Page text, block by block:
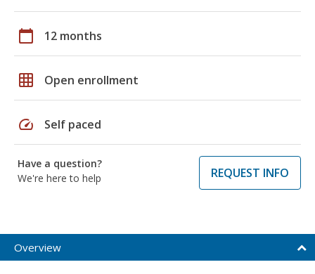
calendar_today 12 months
grid_on Open enrollment
speed Self paced
Have a question?
We're here to help
REQUEST INFO
Overview